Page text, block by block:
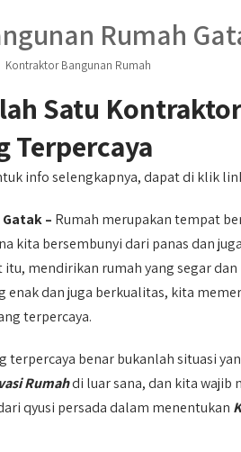
Rumah
Kontraktor Bangunan Rumah
Satu
Terpercaya
info selengkapnya, dapat di klik
– Rumah merupakan tempat
kita bersembunyi dari panas dan
mendirikan rumah yang segar
dan juga berkualitas, kita
terpercaya.
benar bukanlah situasi
Rumahdi luar sana, dan kita wajib
qyusi persada dalam menentukan